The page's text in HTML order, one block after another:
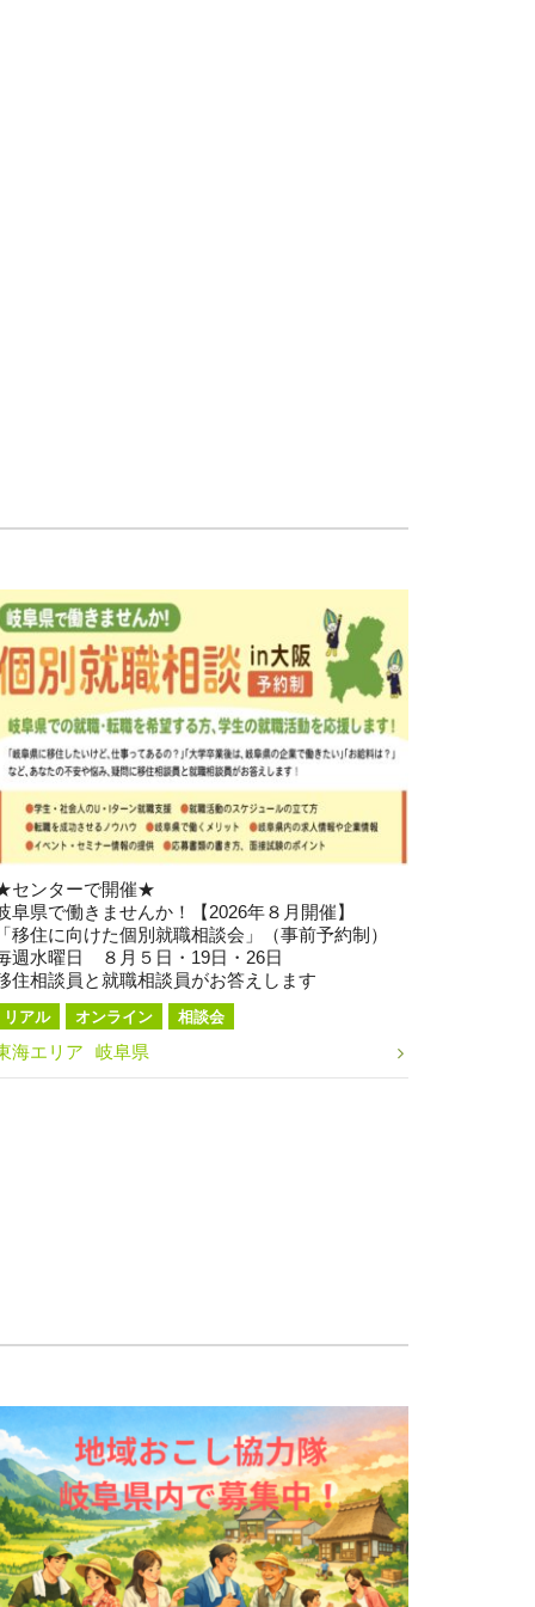
センターで開催★
阜県で働きませんか！【2026年８月開催】
移住に向けた個別就職相談会」（事前予約制）
週水曜日 ８月５日・19日・26日
住相談員と就職相談員がお答えします
リアル オンライン 相談会
海エリア 岐阜県